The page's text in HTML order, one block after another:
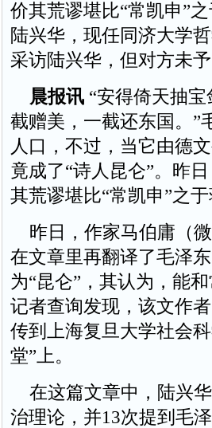
价其荒谬堪比“常凯申”
陆兴华，现任同济大学
采访陆兴华，但对方未予
晨报讯“安得倚天抽宝
截赠美，一截还东国。”
人口，不过，当它由德
竟成了“诗人昆仑”。昨
其荒谬堪比“常凯申”之于
昨日，作家马伯庸（
在文章里再翻译了毛泽
为“昆仑”，其认为，能
记者查询发现，该文作
传到上海复旦大学社会
堂”上。
在这篇文章中，陆兴
治理论，并13次提到毛